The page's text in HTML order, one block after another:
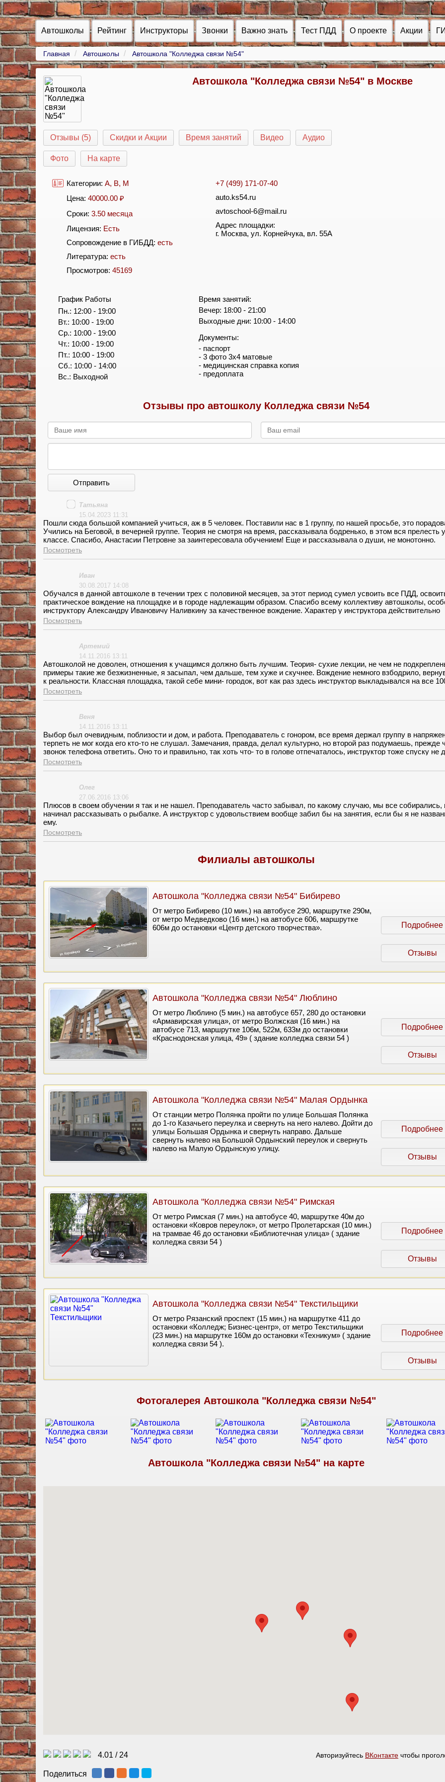
Автошколы Рейтинг Инструкторы Звонки Важно знать Тест ПДД О проекте Акции
Главная Автошколы Автошкола "Колледжа связи №54"
Автошкола "Колледжа связи №54" в Москве
Отзывы (5) Скидки и Акции Время занятий Видео Аудио
Фото На карте
Категории:A, B, M
Цена:40000.00 ₽
Сроки:3.50 месяца
Лицензия: Есть
Сопровождение в ГИБДД:есть
Литература:есть
Просмотров:45169
+7 (499) 171-07-40
auto.ks54.ru
avtoschool-6@mail.ru
Адрес площадки:
г. Москва, ул. Корнейчука, вл. 55А
График Работы
Пн.: 12:00 - 19:00
Вт.: 10:00 - 19:00
Ср.: 10:00 - 19:00
Чт.: 10:00 - 19:00
Пт.: 10:00 - 19:00
Сб.: 10:00 - 14:00
Вс.: Выходной
Время занятий:
Вечер: 18:00 - 21:00
Выходные дни: 10:00 - 14:00
Документы:
- паспорт
- 3 фото 3х4 матовые
- медицинская справка копия
- предоплата
Отзывы про автошколу Колледжа связи №54
Отправить
Татьяна
15.04.2023 11:31
Пошли сюда большой компанией учиться, аж в 5 человек. Поставили нас в 1 группу, по нашей просьбе, это
Учились на Беговой, в вечерней группе. Теория не смотря на время, рассказывала бодренько, в этом вся прелесть
классе. Спасибо, Анастасии Петровне за заинтересовала обучением! Еще и рассказывала о души, не монотонно.
Вождение обычное, всё по делу. + школа сопровождала на экзамен, не было очереди и не пришлось ждать по 5-8ч
рассказывали некоторые. Всё быстро и чётко!
Посмотреть
Иван
30.08.2017 14:08
Обучался в данной автошколе в течении трех с половиной месяцев, за этот период сумел усвоить все ПДД,
практическое вождение на площадке и в городе надлежащим образом. Спасибо всему коллективу автошколы,
инструктору Александру Ивановичу Наливкину за качественное вождение. Характер у инструктора действительно
ангельский, никогда не нервничает, не создает конфликтов и в случае непониманий умеет сгладить углы. Удачи и
процветания!
Посмотреть
Артемий
14.11.2016 13:11
Автошколой не доволен, отношения к учащимся должно быть лучшим. Теория- сухие лекции, не чем не
примеры такие же безжизненные, я засыпал, чем дальше, тем хуже и скучнее. Вождение немного взбодрило,
к реальности. Классная площадка, такой себе мини- городок, вот как раз здесь инструктор выкладывался на все
городские маршруты мы выбрались только на завершающем этапе, Александра Владимировича как будто
Ездили по прямой, он специально выбирал простые участки, чтобы не напрягаться и побыстрее избавиться от
Посмотреть
Веня
14.11.2016 13:11
Выбор был очевидным, поблизости и дом, и работа. Преподаватель с гонором, все время держал группу в
терпеть не мог когда его кто-то не слушал. Замечания, правда, делал культурно, но второй раз подумаешь, прежде
звонок телефона ответить. Оно то и правильно, так хоть что- то в голове отпечаталось, инструктор тоже спуску не
Гнал, как прокаженный, пытаясь впихнуть тебя во все дыры (в графике). Я и сам руководствуюсь лозунгом «сделал
гуляй смело», но вождение закончилось, а экзамен нескоро. Такой разрыв между окончанием курса и экзаменом
Посмотреть
Олег
27.06.2016 13:06
Плюсов в своем обучении я так и не нашел. Преподаватель часто забывал, по какому случаю, мы все собирались,
начинал рассказывать о рыбалке. А инструктор с удовольствием вообще забил бы на занятия, если бы я не
ему.
Посмотреть
Филиалы автошколы
Автошкола "Колледжа связи №54" Бибирево
От метро Бибирево (10 мин.) на автобусе 290, маршрутке 290м,
от метро Медведково (16 мин.) на автобусе 606, маршрутке
606м до остановки «Центр детского творчества».
Подробнее
Отзывы
Автошкола "Колледжа связи №54" Люблино
От метро Люблино (5 мин.) на автобусе 657, 280 до остановки
«Армавирская улица», от метро Волжская (16 мин.) на
автобусе 713, маршрутке 106м, 522м, 633м до остановки
«Краснодонская улица, 49» ( здание колледжа связи 54 )
Подробнее
Отзывы
Автошкола "Колледжа связи №54" Малая Ордынка
От станции метро Полянка пройти по улице Большая Полянка
до 1-го Казачьего переулка и свернуть на него налево. Дойти до
улицы Большая Ордынка и свернуть направо. Дальше
свернуть налево на Большой Ордынский переулок и свернуть
налево на Малую Ордынскую улицу.
Подробнее
Отзывы
Автошкола "Колледжа связи №54" Римская
От метро Римская (7 мин.) на автобусе 40, маршрутке 40м до
остановки «Ковров переулок», от метро Пролетарская (10 мин.)
на трамвае 46 до остановки «Библиотечная улица» ( здание
колледжа связи 54 )
Подробнее
Отзывы
Автошкола "Колледжа связи №54" Текстильщики
От метро Рязанский проспект (15 мин.) на маршрутке 411 до
остановки «Колледж; Бизнес-центр», от метро Текстильщики
(23 мин.) на маршрутке 160м до остановки «Техникум» ( здание
колледжа связи 54 ).
Подробнее
Отзывы
Фотогалерея Автошкола "Колледжа связи №54"
Автошкола "Колледжа связи №54" на карте
4.01 / 24 Авторизуйтесь ВКонтакте чтобы
Поделиться